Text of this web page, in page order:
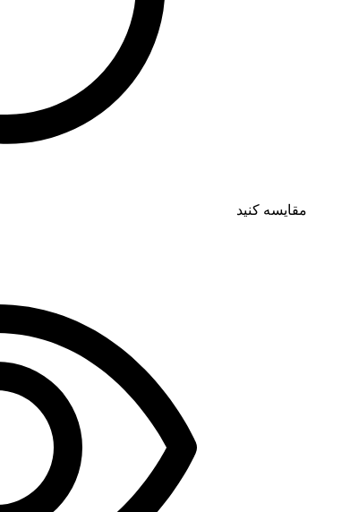
مقایسه کنید